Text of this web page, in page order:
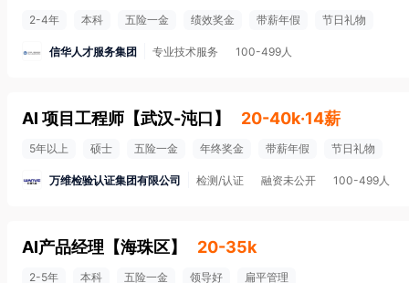
2-4年 本科 五险一金 绩效奖金 带薪年假 节日礼物
信华人才服务集团 专业技术服务 100-499人
AI 项目工程师 【武汉-沌口 】 20-40k·14薪
5年以上 硕士 五险一金 年终奖金 带薪年假 节日礼物
万维检验认证集团有限公司 检测/认证 融资未公开 100-499人
AI产品经理 【海珠区】 20-35k
2-5年 本科 五险一金 领导好 扁平管理